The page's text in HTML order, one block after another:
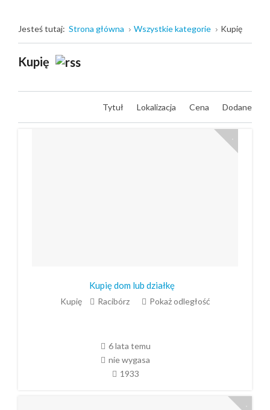
Jesteś tutaj: Strona główna Wszystkie kategorie Kupię
Kupię
Tytuł Lokalizacja Cena Dodane
Kupię dom lub działkę
Kupię Racibórz Pokaż odległość
6 lata temu
nie wygasa
1933